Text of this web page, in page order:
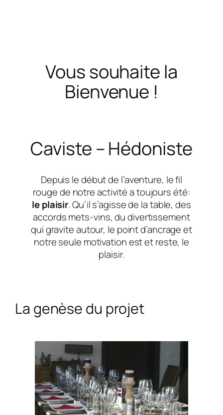
Vous souhaite la
Bienvenue !
Caviste – Hédoniste
Depuis le début de l’aventure, le fil
rouge de notre activité a toujours été:
le plaisir. Qu’il s’agisse de la table, des
accords mets-vins, du divertissement
qui gravite autour, le point d’ancrage et
notre seule motivation est et reste, le
plaisir.
La genèse du projet